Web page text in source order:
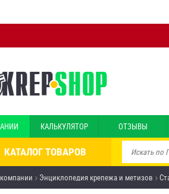
КАЛЬКУЛЯТОР ОТЗЫВЫ
КАТАЛОГ ТОВАРОВ
со скидкой
Энциклопедия крепежа и метизов